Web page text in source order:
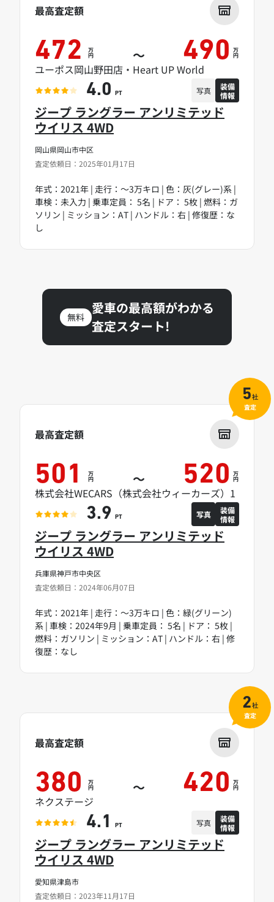
岡山県岡山市中区
査定依頼日：2025年01月17日
ジープ ラングラー アンリミテッド
ウイリス 4WD
年式：2021年 | 走行：～3万キロ | 色：灰(グレー)系 |
車検：未入力 | 乗車定員： 5名 | ドア： 5枚 | 燃料：ガ
ソリン | ミッション：AT | ハンドル：右 | 修復歴：な
し
最高査定額
472 万
円 ～ 490 万
円
ユーポス岡山野田店・Heart UP World
4.0 PT 写真
装備
情報
無料
愛車の最高額がわかる
査定スタート!
兵庫県神戸市中央区
査定依頼日：2024年06月07日
ジープ ラングラー アンリミテッド
ウイリス 4WD
年式：2021年 | 走行：～3万キロ | 色：緑(グリーン)
系 | 車検：2024年9月 | 乗車定員： 5名 | ドア： 5枚 |
燃料：ガソリン | ミッション：AT | ハンドル：右 | 修
復歴：なし
最高査定額
501 万
円 ～ 520 万
円
株式会社WECARS（株式会社ウィーカーズ）1
3.9 PT 写真
装備
情報
5社
査定
愛知県津島市
査定依頼日：2023年11月17日
ジープ ラングラー アンリミテッド
ウイリス 4WD
最高査定額
380 万
円 ～ 420 万
円
ネクステージ
4.1 PT 写真
装備
情報
2社
査定